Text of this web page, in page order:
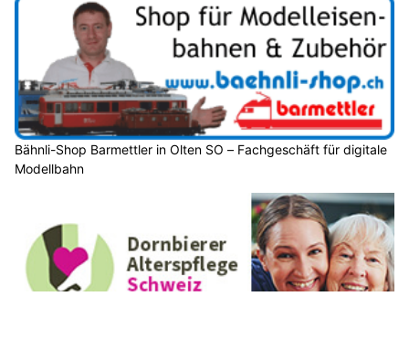
Bähnli-Shop Barmettler in Olten SO – Fachgeschäft für digitale
Modellbahn